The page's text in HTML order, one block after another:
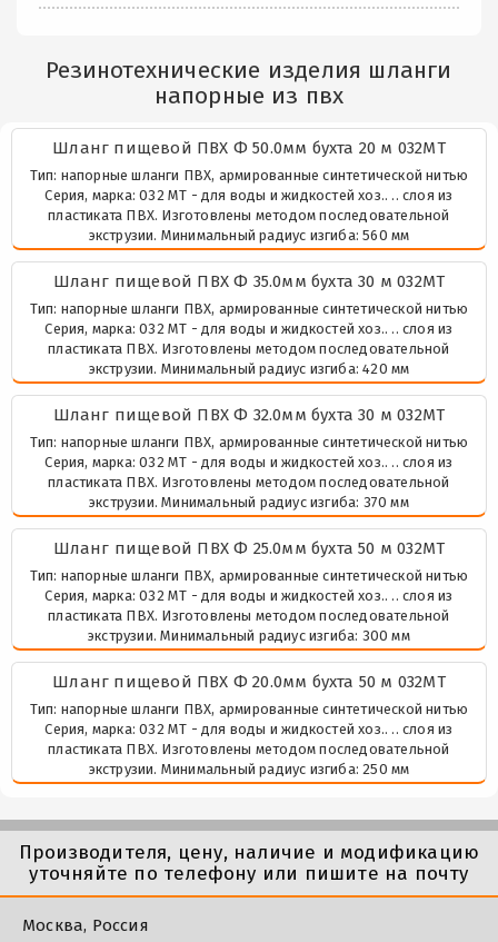
Резинотехнические изделия шланги
напорные из пвх
Шланг пищевой ПВХ Ф 50.0мм бухта 20 м 032МТ
Тип: напорные шланги ПВХ, армированные синтетической нитью
Серия, марка: 032 МТ - для воды и жидкостей хоз.. .. слоя из
пластиката ПВХ. Изготовлены методом последовательной
экструзии. Минимальный радиус изгиба: 560 мм
Шланг пищевой ПВХ Ф 35.0мм бухта 30 м 032МТ
Тип: напорные шланги ПВХ, армированные синтетической нитью
Серия, марка: 032 МТ - для воды и жидкостей хоз.. .. слоя из
пластиката ПВХ. Изготовлены методом последовательной
экструзии. Минимальный радиус изгиба: 420 мм
Шланг пищевой ПВХ Ф 32.0мм бухта 30 м 032МТ
Тип: напорные шланги ПВХ, армированные синтетической нитью
Серия, марка: 032 МТ - для воды и жидкостей хоз.. .. слоя из
пластиката ПВХ. Изготовлены методом последовательной
экструзии. Минимальный радиус изгиба: 370 мм
Шланг пищевой ПВХ Ф 25.0мм бухта 50 м 032МТ
Тип: напорные шланги ПВХ, армированные синтетической нитью
Серия, марка: 032 МТ - для воды и жидкостей хоз.. .. слоя из
пластиката ПВХ. Изготовлены методом последовательной
экструзии. Минимальный радиус изгиба: 300 мм
Шланг пищевой ПВХ Ф 20.0мм бухта 50 м 032МТ
Тип: напорные шланги ПВХ, армированные синтетической нитью
Серия, марка: 032 МТ - для воды и жидкостей хоз.. .. слоя из
пластиката ПВХ. Изготовлены методом последовательной
экструзии. Минимальный радиус изгиба: 250 мм
Производителя, цену, наличие и модификацию
уточняйте по телефону или пишите на почту
Москва, Россия